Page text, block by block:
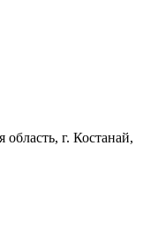
область, г. Костанай,